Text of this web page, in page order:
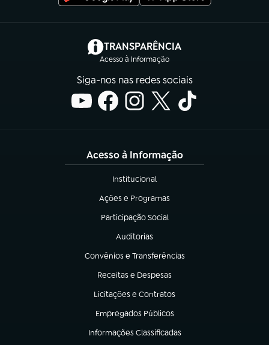
TRANSPARÊNCIA
Acesso à Informação
(abre em nova aba)
Siga-nos nas redes sociais
Acesso à Informação
Institucional
(abre em nova aba)
Ações e Programas
(abre em nova aba)
Participação Social
(abre em nova aba)
Auditorias
(abre em nova aba)
Convênios e Transferências
(abre em nova aba)
Receitas e Despesas
(abre em nova aba)
Licitações e Contratos
(abre em nova aba)
Empregados Públicos
(abre em nova aba)
Informações Classificadas
(abre em nova aba)